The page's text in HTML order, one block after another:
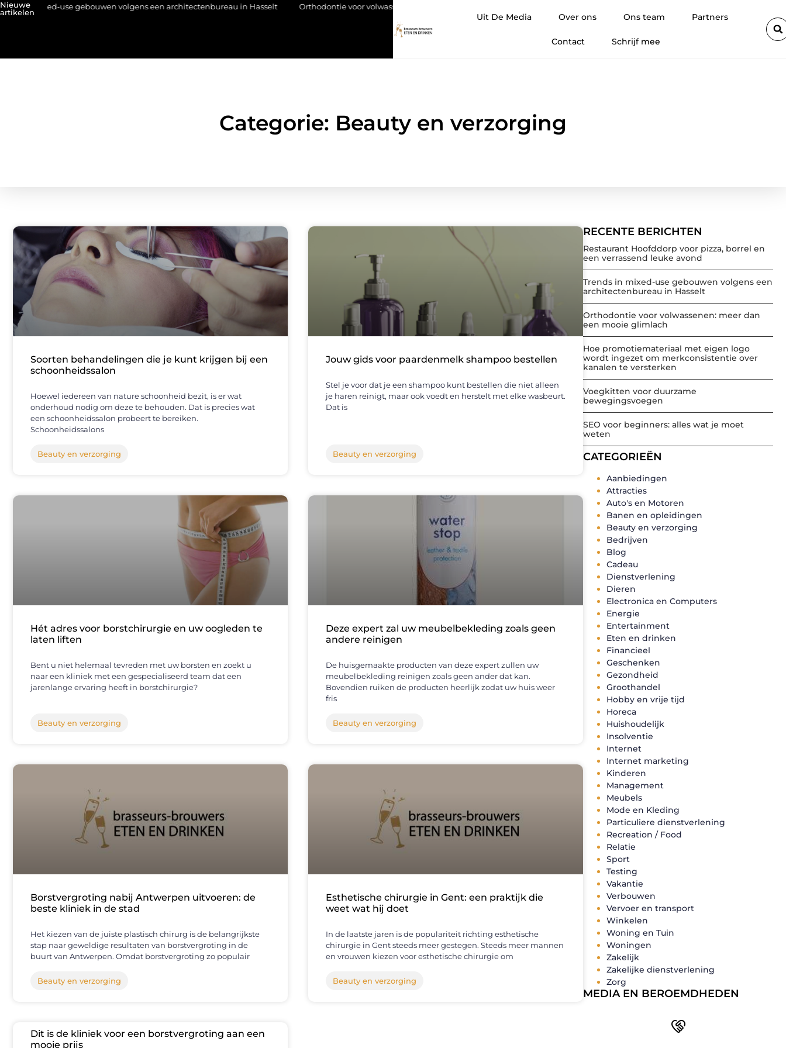
Nieuwe
artikelen
use gebouwen volgens een architectenbureau in Hasselt Orthodontie voor volwassenen: meer dan een mooie glimlach
Uit De Media Over ons Ons team Partners
Contact Schrijf mee
Categorie: Beauty en verzorging
RECENTE BERICHTEN
Restaurant Hoofddorp voor pizza, borrel en
een verrassend leuke avond
Trends in mixed-use gebouwen volgens een
architectenbureau in Hasselt
Orthodontie voor volwassenen: meer dan
een mooie glimlach
Hoe promotiemateriaal met eigen logo
wordt ingezet om merkconsistentie over
kanalen te versterken
Voegkitten voor duurzame
bewegingsvoegen
SEO voor beginners: alles wat je moet
weten
CATEGORIEËN
Aanbiedingen
Attracties
Auto's en Motoren
Banen en opleidingen
Beauty en verzorging
Bedrijven
Blog
Cadeau
Dienstverlening
Dieren
Electronica en Computers
Energie
Entertainment
Eten en drinken
Financieel
Geschenken
Gezondheid
Groothandel
Hobby en vrije tijd
Horeca
Huishoudelijk
Insolventie
Internet
Internet marketing
Kinderen
Management
Meubels
Mode en Kleding
Particuliere dienstverlening
Recreation / Food
Relatie
Sport
Testing
Vakantie
Verbouwen
Vervoer en transport
Winkelen
Woning en Tuin
Woningen
Zakelijk
Zakelijke dienstverlening
Zorg
MEDIA EN BEROEMDHEDEN
Soorten behandelingen die je kunt krijgen bij een
schoonheidssalon
Hoewel iedereen van nature schoonheid bezit, is er wat
onderhoud nodig om deze te behouden. Dat is precies wat
een schoonheidssalon probeert te bereiken.
Schoonheidssalons
Beauty en verzorging
Jouw gids voor paardenmelk shampoo bestellen
Stel je voor dat je een shampoo kunt bestellen die niet alleen
je haren reinigt, maar ook voedt en herstelt met elke wasbeurt.
Dat is
Beauty en verzorging
Hét adres voor borstchirurgie en uw oogleden te
laten liften
Bent u niet helemaal tevreden met uw borsten en zoekt u
naar een kliniek met een gespecialiseerd team dat een
jarenlange ervaring heeft in borstchirurgie?
Beauty en verzorging
Deze expert zal uw meubelbekleding zoals geen
andere reinigen
De huisgemaakte producten van deze expert zullen uw
meubelbekleding reinigen zoals geen ander dat kan.
Bovendien ruiken de producten heerlijk zodat uw huis weer
fris
Beauty en verzorging
Borstvergroting nabij Antwerpen uitvoeren: de
beste kliniek in de stad
Het kiezen van de juiste plastisch chirurg is de belangrijkste
stap naar geweldige resultaten van borstvergroting in de
buurt van Antwerpen. Omdat borstvergroting zo populair
Beauty en verzorging
Esthetische chirurgie in Gent: een praktijk die
weet wat hij doet
In de laatste jaren is de populariteit richting esthetische
chirurgie in Gent steeds meer gestegen. Steeds meer mannen
en vrouwen kiezen voor esthetische chirurgie om
Beauty en verzorging
Dit is de kliniek voor een borstvergroting aan een
mooie prijs